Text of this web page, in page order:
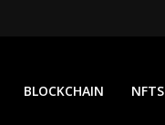
BLOCKCHAIN NFTS